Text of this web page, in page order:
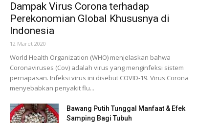
Dampak Virus Corona terhadap
Perekonomian Global Khususnya di
Indonesia
12 Maret 2020
World Health Organization (WHO) menjelaskan bahwa
Coronaviruses (Cov) adalah virus yang menginfeksi sistem
pernapasan. Infeksi virus ini disebut COVID-19. Virus Corona
menyebabkan penyakit flu...
Bawang Putih Tunggal Manfaat & Efek
Samping Bagi Tubuh